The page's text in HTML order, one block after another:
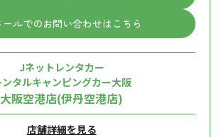
ールでのお問い合わせはこちら
Jネットレンタカー
ンタルキャンピングカー大阪
大阪空港店(伊丹空港店)
店舗詳細を見る